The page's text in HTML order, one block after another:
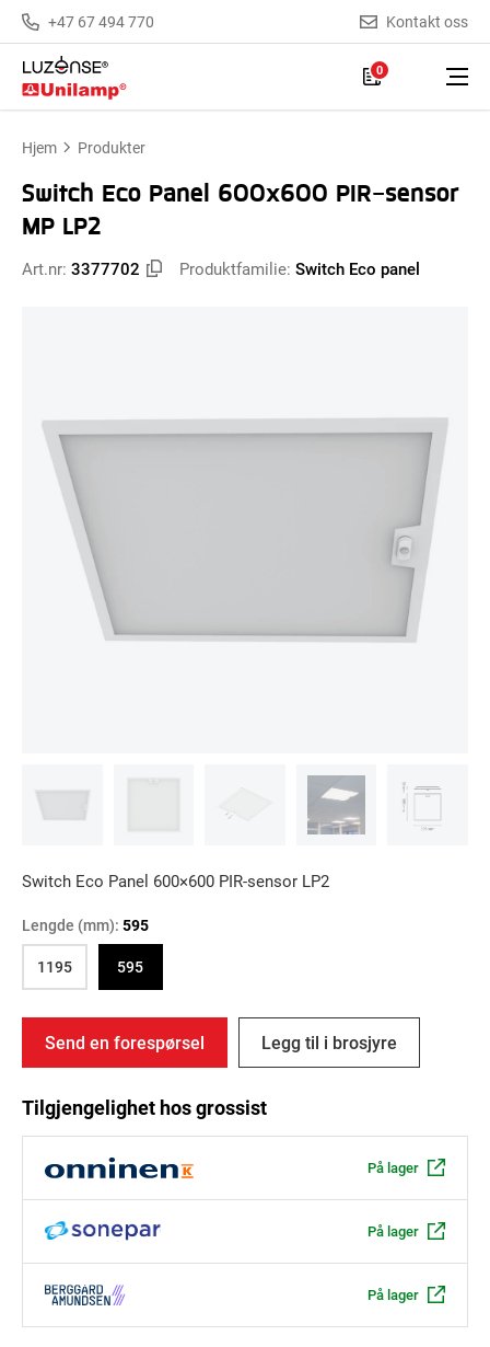
+47 67 494 770 Kontakt oss
0
Hjem Produkter
Switch Eco Panel 600x600 PIR-sensor
MP LP2
Art.nr: 3377702 Produktfamilie: Switch Eco panel
Switch Eco Panel 600×600 PIR-sensor LP2
Lengde (mm): 595
1195
595
Send en forespørsel Legg til i brosjyre
Tilgjengelighet hos grossist
På lager
På lager
På lager